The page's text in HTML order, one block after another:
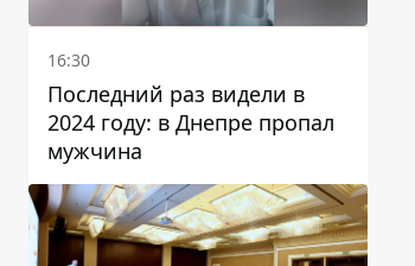
16:30
Последний раз видели в
2024 году: в Днепре пропал
мужчина